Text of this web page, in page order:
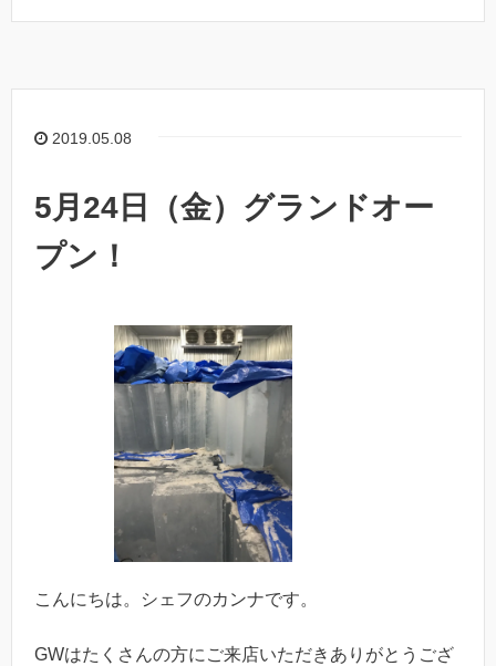
2019.05.08
5月24日（金）グランドオー
プン！
こんにちは。シェフのカンナです。
GWはたくさんの方にご来店いただきありがとうござ